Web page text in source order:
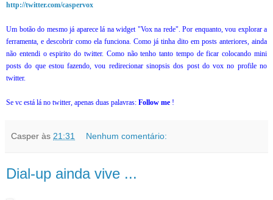
http://twitter.com/caspervox
Um botão do mesmo já aparece lá na widget "Vox na rede". Por enquanto, vou explorar a
ferramenta, e descobrir como ela funciona. Como já tinha dito em posts anteriores, ainda
não entendi o espirito do twitter. Como não tenho tanto tempo de ficar colocando mini
posts do que estou fazendo, vou redirecionar sinopsis dos post do vox no profile no
twitter.
Se vc está lá no twitter, apenas duas palavras: Follow me !
Casper às 21:31 Nenhum comentário:
Dial-up ainda vive ...